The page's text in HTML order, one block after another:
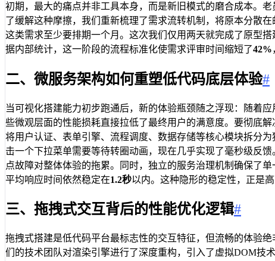
初期，最大的痛点并非工具本身，而是新旧模式的磨合成本。
了缓解这种摩擦，我们重新梳理了需求流转机制，将原本分散
这类需求至少要排期一个月。这次我们仅用两天就完成了原型
据内部统计，这一阶段的流程标准化使需求评审时间缩短了42%
二、微服务架构如何重塑低代码底层体验#
当可视化搭建能力初步跑通后，新的体验瓶颈随之浮现：随着
些微观层面的性能损耗直接拉低了最终用户的满意度。要彻底
将用户认证、表单引擎、流程调度、数据存储等核心模块拆分
击一个下拉菜单需要等待转圈动画，现在几乎实现了毫秒级反
点故障对整体体验的拖累。同时，独立的服务治理机制确保了
平均响应时间依然稳定在1.2秒以内。这种隐形的稳定性，正是
三、拖拽式交互背后的性能优化逻辑#
拖拽式搭建是低代码平台最标志性的交互特征，但流畅的体验
们的技术团队对渲染引擎进行了深度重构，引入了虚拟DOM技